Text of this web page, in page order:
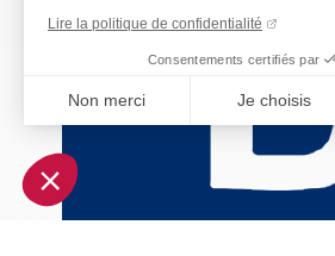
Lire la politique de confidentialité
Consentements certifiés par
Non merci Je choisis
Plateforme de Gestion du
Notre plateforme vous permet